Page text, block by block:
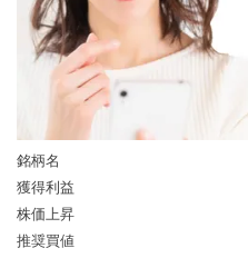
銘柄名
獲得利益
株価上昇
推奨買値